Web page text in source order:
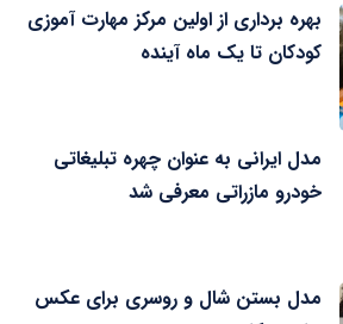
بهره برداری از اولین مرکز مهارت آموزی
کودکان تا یک ماه آینده
مدل ایرانی به عنوان چهره تبلیغاتی
خودرو مازراتی معرفی شد
مدل بستن شال و روسری برای عکس